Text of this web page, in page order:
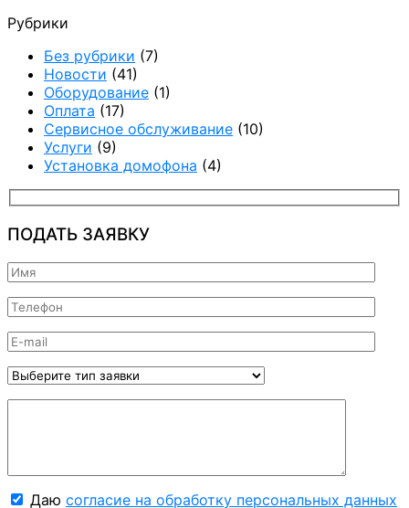
Рубрики
Без рубрики (7)
Новости (41)
Оборудование (1)
Оплата (17)
Сервисное обслуживание (10)
Услуги (9)
Установка домофона (4)
ПОДАТЬ ЗАЯВКУ
Даю согласие на обработку персональных данных